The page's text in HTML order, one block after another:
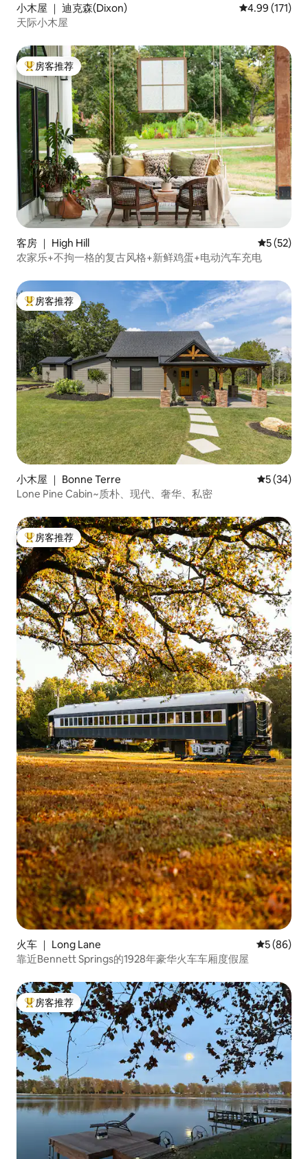
小木屋 ｜ 迪克森(Dixon) 平均评分 4.99
4.99 (171)
天际小木屋
热门「房客推荐」
房客推荐
客房 ｜ High Hill 平均评分
5 (52)
农家乐+不拘一格的复古风格+新鲜鸡蛋+电动汽车充电
热门「房客推荐」
房客推荐
小木屋 ｜ Bonne Terre 平均评分
5 (34)
Lone Pine Cabin~质朴、现代、奢华、私密
热门「房客推荐」
房客推荐
火车 ｜ Long Lane 平均评分
5 (86)
靠近Bennett Springs的1928年豪华火车车厢度假屋
热门「房客推荐」
房客推荐